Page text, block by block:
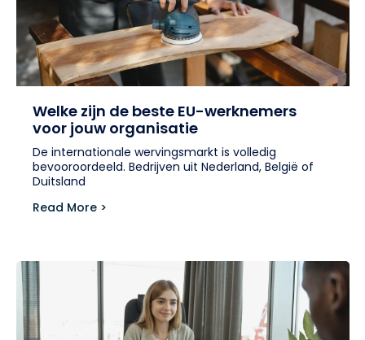
Welke zijn de beste EU-werknemers
voor jouw organisatie
De internationale wervingsmarkt is volledig
bevooroordeeld. Bedrijven uit Nederland, België of
Duitsland
Read More >